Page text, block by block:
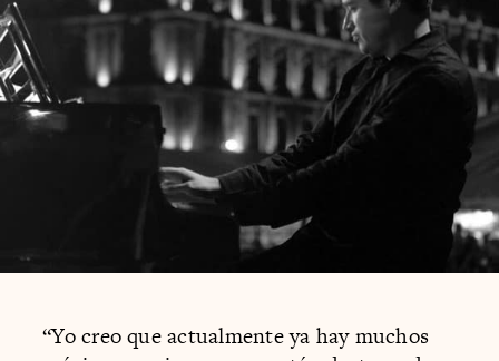
“Yo creo que actualmente ya hay muchos